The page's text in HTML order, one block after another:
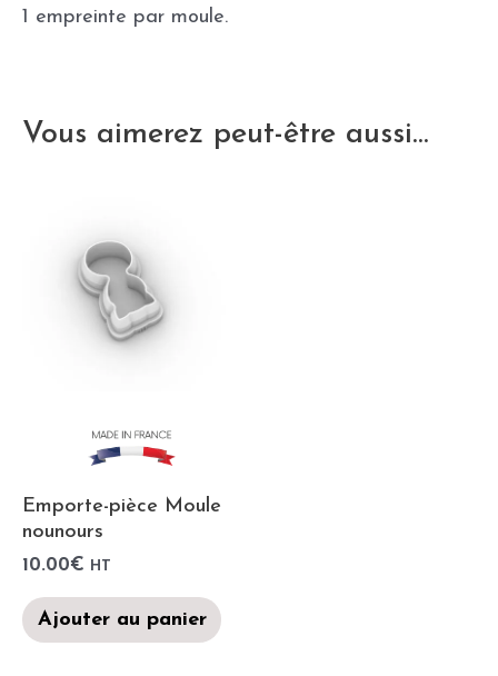
1 empreinte par moule.
Vous aimerez peut-être aussi…
Emporte-pièce Moule
nounours
10.00€ HT
Ajouter au panier